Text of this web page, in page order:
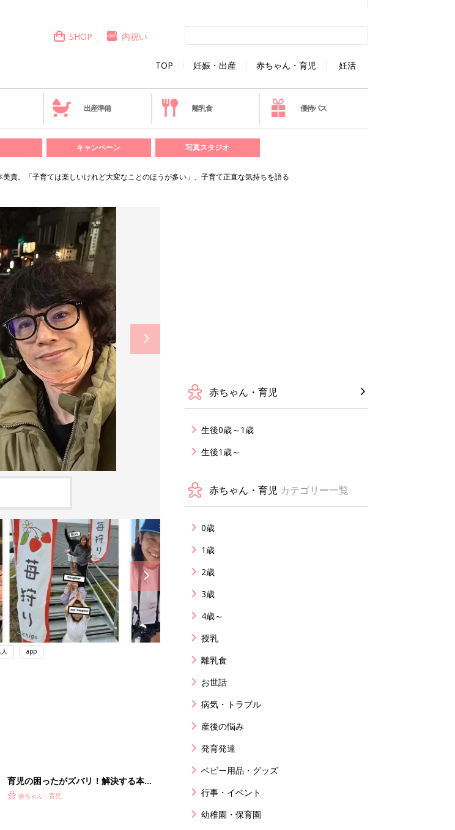
TOP 妊娠・出産 赤ちゃん・育児 妊活
SHOP 内祝い
出産準備 離乳食 優待パス
キャンペーン 写真スタジオ
貴。「子育ては楽しいけれど大変なことのほうが多い」、子育て正直な気持ちを語る
app
育児の困ったがズバリ！解決する本
『ひよこクラブ 秋号』 4カ月～2才
赤ちゃん・育児
赤ちゃん・育児
生後0歳～1歳
生後1歳～
赤ちゃん・育児 カテゴリー一覧
0歳
1歳
2歳
3歳
4歳～
授乳
離乳食
お世話
病気・トラブル
産後の悩み
発育発達
ベビー用品・グッズ
行事・イベント
幼稚園・保育園